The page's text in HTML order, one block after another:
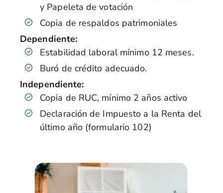
y Papeleta de votación
Copia de respaldos patrimoniales
Dependiente:
Estabilidad laboral mínimo 12 meses.
Buró de crédito adecuado.
Independiente:
Copia de RUC, mínimo 2 años activo
Declaración de Impuesto a la Renta del
último año (formulario 102)